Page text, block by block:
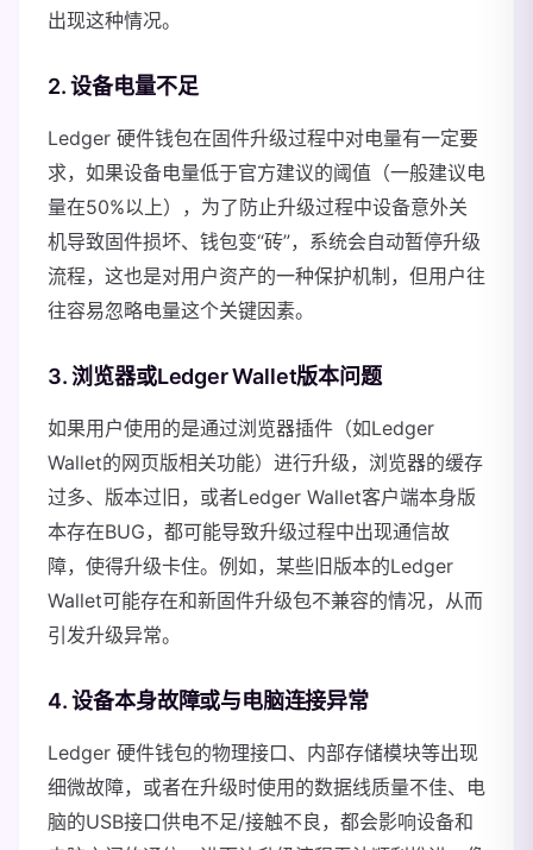
出现这种情况。
2. 设备电量不足
Ledger 硬件钱包在固件升级过程中对电量有一定要
求，如果设备电量低于官方建议的阈值（一般建议电
量在50%以上），为了防止升级过程中设备意外关
机导致固件损坏、钱包变“砖”，系统会自动暂停升级
流程，这也是对用户资产的一种保护机制，但用户往
往容易忽略电量这个关键因素。
3. 浏览器或Ledger Wallet版本问题
如果用户使用的是通过浏览器插件（如Ledger
Wallet的网页版相关功能）进行升级，浏览器的缓存
过多、版本过旧，或者Ledger Wallet客户端本身版
本存在BUG，都可能导致升级过程中出现通信故
障，使得升级卡住。例如，某些旧版本的Ledger
Wallet可能存在和新固件升级包不兼容的情况，从而
引发升级异常。
4. 设备本身故障或与电脑连接异常
Ledger 硬件钱包的物理接口、内部存储模块等出现
细微故障，或者在升级时使用的数据线质量不佳、电
脑的USB接口供电不足/接触不良，都会影响设备和